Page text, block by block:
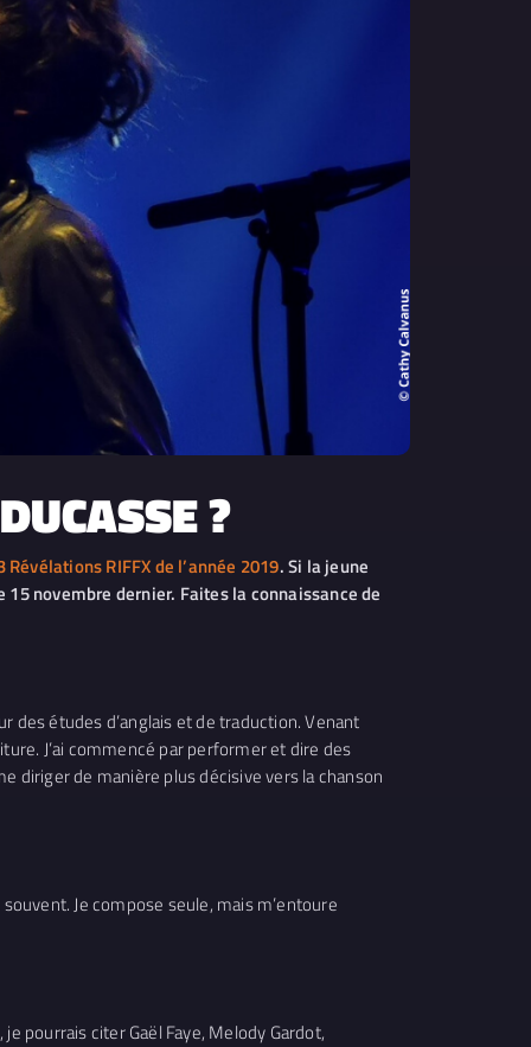
?
Révélations RIFFX de l’année 2019. Si la jeune
novembre dernier. Faites la connaissance de
des études d’anglais et de traduction. Venant
J’ai commencé par performer et dire des
diriger de manière plus décisive vers la chanson
Je compose seule, mais m’entoure
pourrais citer Gaël Faye, Melody Gardot,